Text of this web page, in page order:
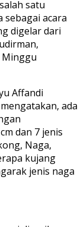
satu
sebagai acara
digelar dari
Minggu
Affandi
ada
dan 7 jenis
Naga,
kujang
jenis naga